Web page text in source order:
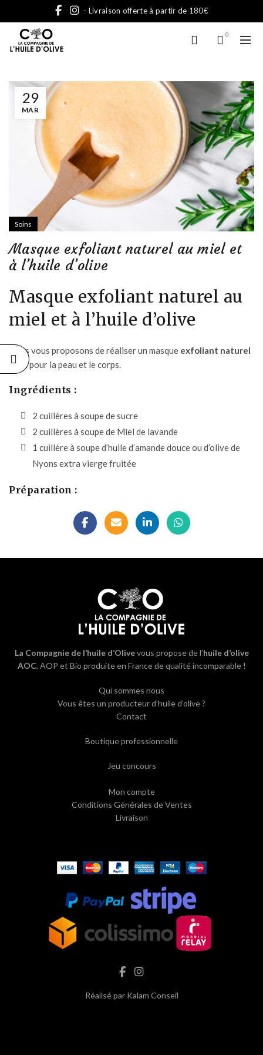
- Livraison offerte à partir de 180€
0
29
MAR
Soins
Masque exfoliant naturel au miel et
à l’huile d’olive
Masque exfoliant naturel au
miel et à l’huile d’olive
Nous vous proposons de réaliser un masque exfoliant naturel
idéal pour la peau et le corps.
Ingrédients :
2 cuillères à soupe de sucre
2 cuillères à soupe de Miel de lavande
1 cuillère à soupe d’huile d’amande douce ou d’olive de
Nyons extra vierge fruitée
Préparation :
La Compagnie de l’huile d’Olivevous propose de l’huile d’olive
AOC, AOP et Bio produite en France de qualité incomparable !
Qui sommes nous
Vous êtes un producteur d’huile d’olive ?
Contact
Boutique professionnelle
Jeu concours
Mon compte
Conditions Générales de Ventes
Livraison
Réalisé par Kalam Conseil